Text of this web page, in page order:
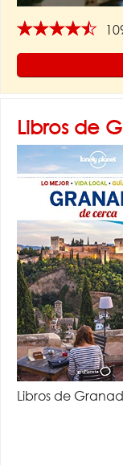
★★★★★
Libros de
Libros de